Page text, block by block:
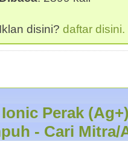
Iklan disini? daftar disini.
Perak
- Cari Mitra/